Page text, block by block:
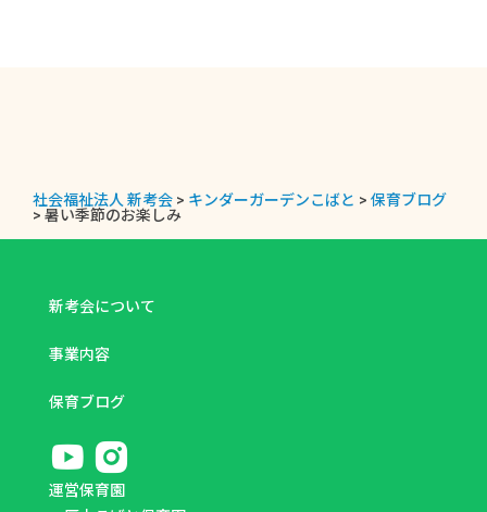
社会福祉法人 新考会 > キンダーガーデンこばと > 保育ブログ
> 暑い季節のお楽しみ
新考会について
事業内容
保育ブログ
運営保育園